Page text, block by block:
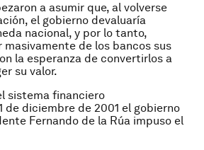
a asumir que, al volverse
el gobierno devaluaría
nacional, y por lo tanto,
de los bancos sus
la esperanza de convertirlos a
su valor.
sistema financiero
de diciembre de 2001 el gobierno
Fernando de la Rúa impuso el